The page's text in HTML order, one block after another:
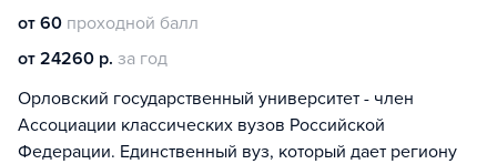
от 60 проходной балл
от 24260 р. за год
Орловский государственный университет - член
Ассоциации классических вузов Российской
Федерации. Единственный вуз, который дает региону